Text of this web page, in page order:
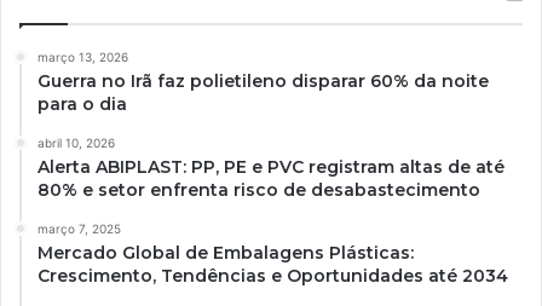
março 13, 2026
Guerra no Irã faz polietileno disparar 60% da noite
para o dia
abril 10, 2026
Alerta ABIPLAST: PP, PE e PVC registram altas de até
80% e setor enfrenta risco de desabastecimento
março 7, 2025
Mercado Global de Embalagens Plásticas:
Crescimento, Tendências e Oportunidades até 2034